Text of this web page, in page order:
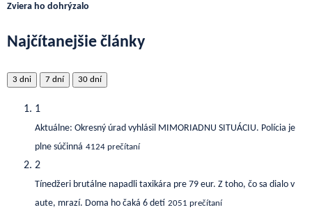
Zviera ho dohrýzalo
Najčítanejšie články
3 dni 7 dní 30 dní
1
Aktuálne: Okresný úrad vyhlásil MIMORIADNU SITUÁCIU. Polícia je
plne súčinná 4124 prečítaní
2
Tínedžeri brutálne napadli taxikára pre 79 eur. Z toho, čo sa dialo v
aute, mrazí. Doma ho čaká 6 detí 2051 prečítaní